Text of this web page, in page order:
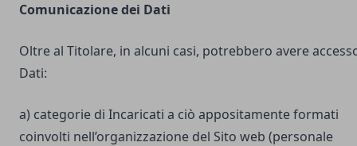
Comunicazione dei Dati
Oltre al Titolare, in alcuni casi, potrebbero avere
Dati:
a) categorie di Incaricati a ciò appositamente formati
coinvolti nell’organizzazione del Sito web (personale